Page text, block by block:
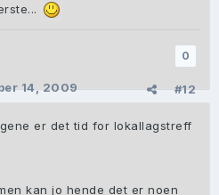
0
#12
14, 2009
er det tid for lokallagstreff
kan jo hende det er noen